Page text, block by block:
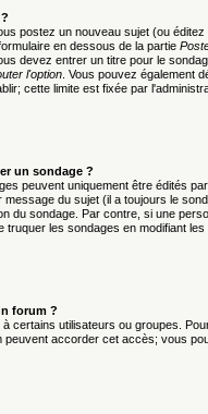
postez un nouveau sujet (ou
en dessous de la partie
devez entrer un titre pour le
l'option . Vous pouvez également
cette limite est fixée par
un sondage ?
peuvent uniquement être édités
message du sujet (il a toujours le
du sondage. Par contre, si une
les sondages en modifiant
forum ?
certains utilisateurs ou groupes.
peuvent accorder cet accès; vous